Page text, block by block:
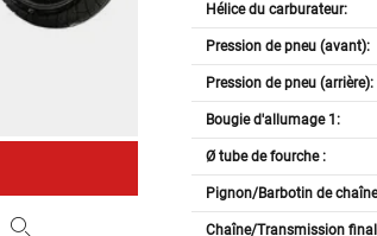
Hélice du carburateur:
Pression de pneu (avant):
Pression de pneu (arrière):
Bougie d'allumage 1:
Ø tube de fourche :
Pignon/Barbotin de
Chaîne/Transmission